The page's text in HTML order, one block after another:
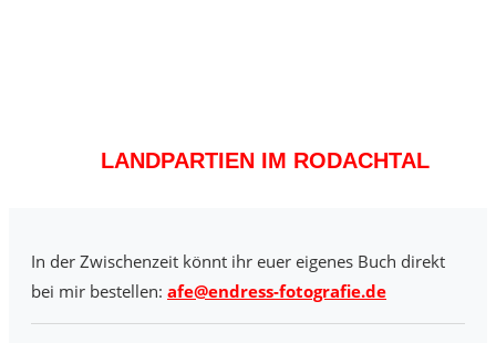
LANDPARTIEN IM RODACHTAL
In der Zwischenzeit könnt ihr euer eigenes Buch direkt
bei mir bestellen: afe@endress-fotografie.de